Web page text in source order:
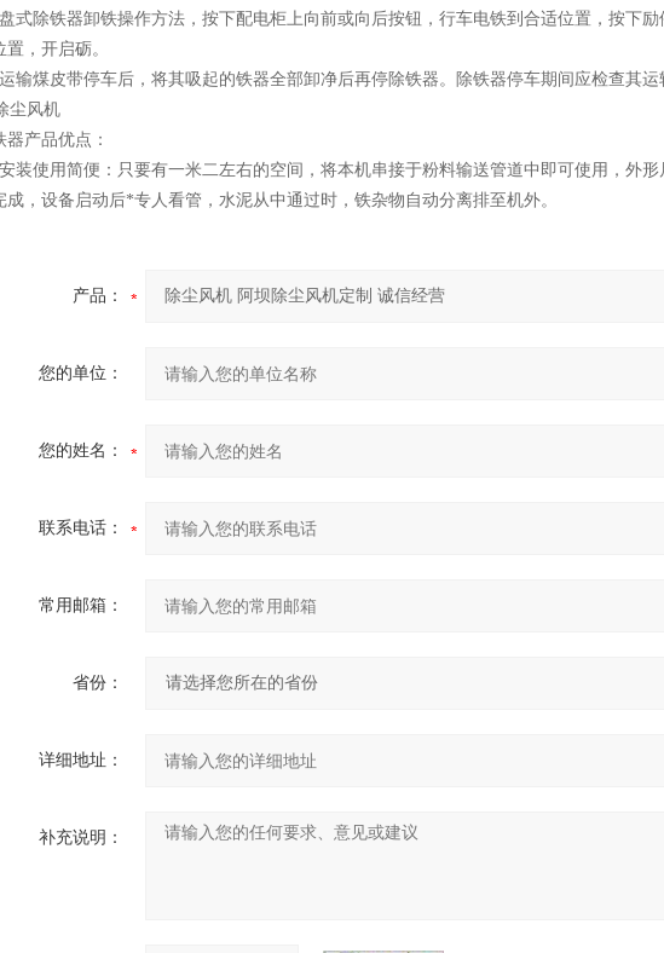
式除铁器卸铁操作方法，按下配电柜上向前或向后按钮，行车电铁到合适位置，按下
置，开启砺。
输煤皮带停车后，将其吸起的铁器全部卸净后再停除铁器。除铁器停车期间应检查其
器产品优点：
装使用简便：只要有一米二左右的空间，将本机串接于粉料输送管道中即可使用，外
成，设备启动后*专人看管，水泥从中通过时，铁杂物自动分离排至机外。
产品：
您的单位：
您的姓名：
联系电话：
常用邮箱：
省份：
详细地址：
补充说明：